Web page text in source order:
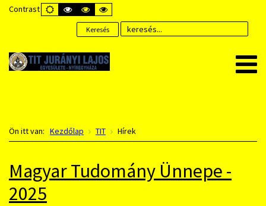
Contrast DEFAULT
MODE
HIGH
CONTRAST
BLACK
WHITE
HIGH
CONTRAST
BLACK
YELLOW
HIGH
CONTRAST
YELLOW
BLACK
Keresés
Ön itt van: Kezdőlap TIT Hírek
Magyar Tudomány Ünnepe -
2025